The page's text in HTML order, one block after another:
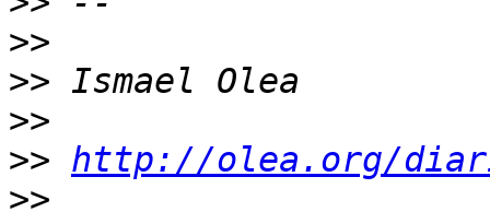
>>
>>
>>
>> http://olea.org/
>>